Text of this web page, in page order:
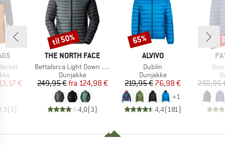
pris
€
(3)
MÆRKE
THE NORTH FACE
Artikel
Bettaforca Light Down Jacket
Produktgruppe
Dunjakke
Pris
249,95 € Nedsat pris
fra 124,98 €
4,0(3)
Rabat
til 50%
MÆRKE
ALVIVO
Artikel
Dublin
Produktgruppe
Dunjakke
Pris
219,95 €Nedsat pris
76,98 €
+1
4,4(181 )
Rabat
65%
259,95